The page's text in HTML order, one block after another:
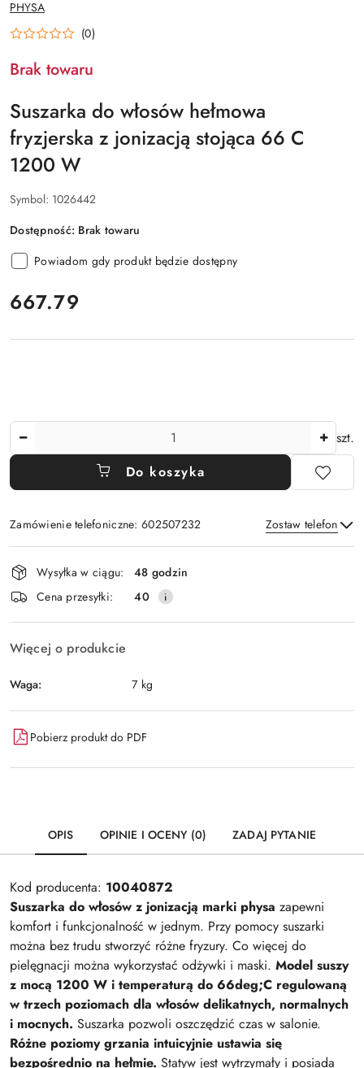
PRODUCENTA:
PHYSA
(0)
Brak towaru
Suszarka do włosów hełmowa
fryzjerska z jonizacją stojąca 66 C
1200 W
Symbol: 1026442
Dostępność: Brak towaru
Powiadom gdy produkt będzie dostępny
cena:
667.79
szt.
Do koszyka
Zamówienie telefoniczne: 602507232 Zostaw telefon
Wyślij
Dostępność
i
dostawa
Wysyłka w ciągu:
48 godzin
Cena przesyłki:
40
Więcej o produkcie
Waga: 7 kg
Pobierz produkt do PDF
OPIS OPINIE I OCENY (0) ZADAJ PYTANIE
Kod producenta: 10040872
Suszarka do włosów z jonizacją marki physa zapewni
komfort i funkcjonalność w jednym. Przy pomocy suszarki
można bez trudu stworzyć różne fryzury. Co więcej do
pielęgnacji można wykorzystać odżywki i maski. Model suszy
z mocą 1200 W i temperaturą do 66deg;C regulowaną
w trzech poziomach dla włosów delikatnych, normalnych
i mocnych. Suszarka pozwoli oszczędzić czas w salonie.
Różne poziomy grzania intuicyjnie ustawia się
bezpośrednio na hełmie. Statyw jest wytrzymały i posiada